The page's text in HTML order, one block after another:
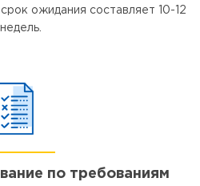
ожидания составляет 10-12
недель.
по требованиям